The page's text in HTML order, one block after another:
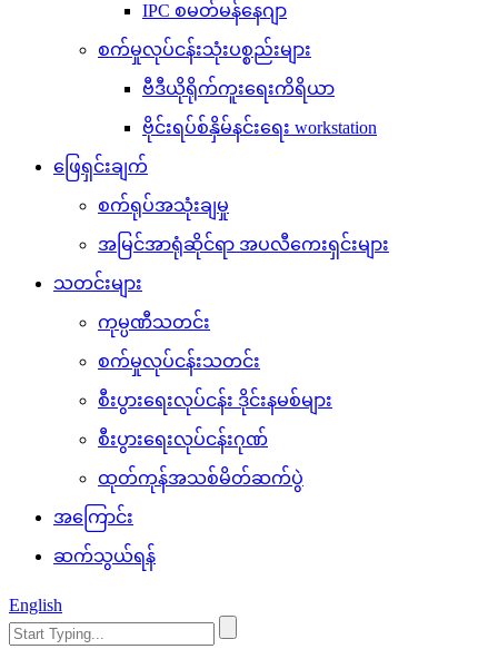
IPC စမတ်မန်နေဂျာ
စက်မှုလုပ်ငန်းသုံးပစ္စည်းများ
ဗီဒီယိုရိုက်ကူးရေးကိရိယာ
ဗိုင်းရပ်စ်နှိမ်နင်းရေး workstation
ဖြေရှင်းချက်
စက်ရုပ်အသုံးချမှု
အမြင်အာရုံဆိုင်ရာ အပလီကေးရှင်းများ
သတင်းများ
ကုမ္ပဏီသတင်း
စက်မှုလုပ်ငန်းသတင်း
စီးပွားရေးလုပ်ငန်း ဒိုင်းနမစ်များ
စီးပွားရေးလုပ်ငန်းဂုဏ်
ထုတ်ကုန်အသစ်မိတ်ဆက်ပွဲ
အကြောင်း
ဆက်သွယ်ရန်
English